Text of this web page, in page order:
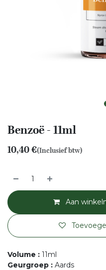
Benzoë - 11ml
10,40€(Inclusief btw)
Aan
Volume : 11ml
Geurgroep : Aards